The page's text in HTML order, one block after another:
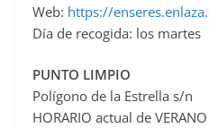
Web: https://
Día de recogida: los martes
PUNTO LIMPIO
Polígono de la Estrella s/n
HORARIO actual de VERANO